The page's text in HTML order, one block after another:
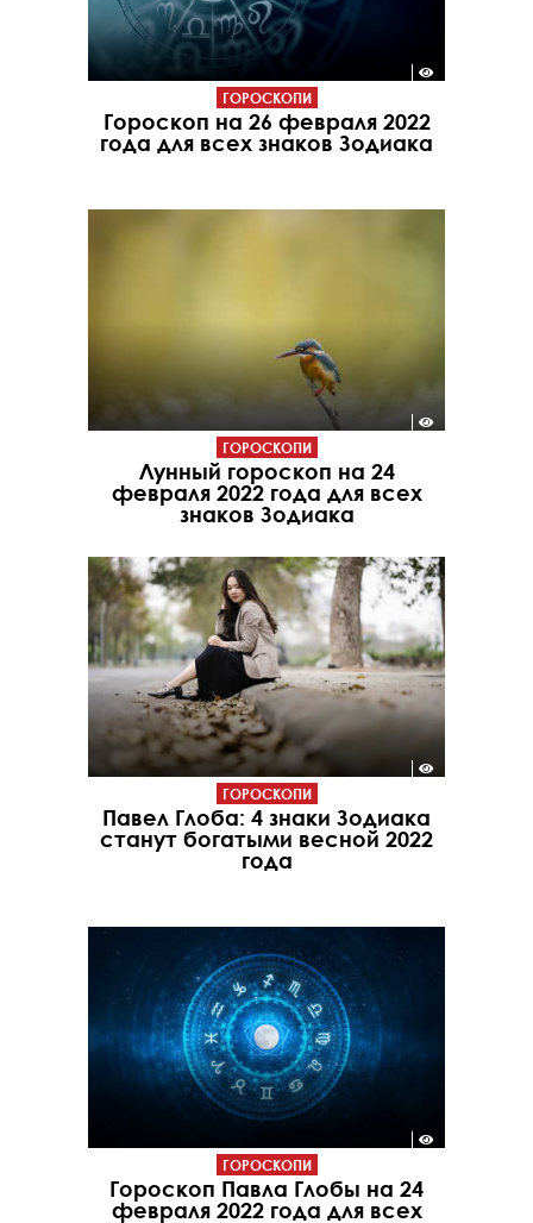
ГОРОСКОПИ
Гороскоп на 26 февраля 2022
года для всех знаков Зодиака
ГОРОСКОПИ
Лунный гороскоп на 24
февраля 2022 года для всех
знаков Зодиака
ГОРОСКОПИ
Павел Глоба: 4 знаки Зодиака
станут богатыми весной 2022
года
ГОРОСКОПИ
Гороскоп Павла Глобы на 24
февраля 2022 года для всех